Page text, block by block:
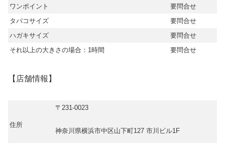
ワンポイント
要問合せ
タバコサイズ
要問合せ
ハガキサイズ
要問合せ
それ以上の大きさの場合：1時間
要問合せ
【店舗情報】
住所
〒231-0023
神奈川県横浜市中区山下町127 市川ビル1F